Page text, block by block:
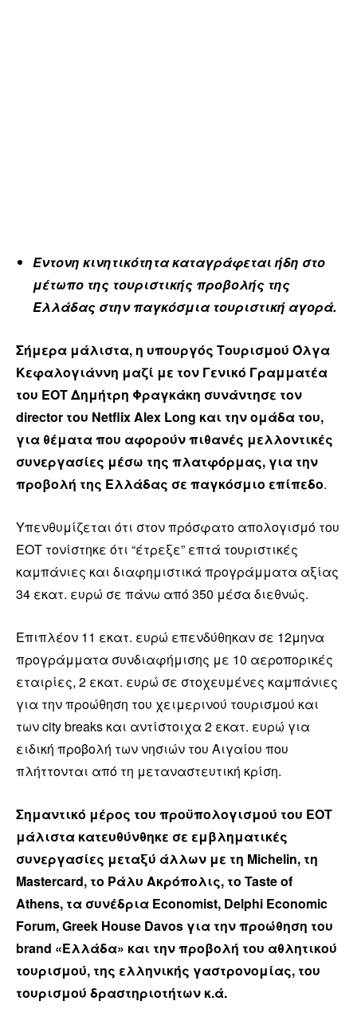
Έντονη κινητικότητα καταγράφεται ήδη στο
μέτωπο της τουριστικής προβολής της
Ελλάδας στην παγκόσμια τουριστική αγορά.
Σήμερα μάλιστα, η υπουργός Τουρισμού Όλγα
Κεφαλογιάννη μαζί με τον Γενικό Γραμματέα
του ΕΟΤ Δημήτρη Φραγκάκη συνάντησε τον
director του Netflix Alex Long και την ομάδα του,
για θέματα που αφορούν πιθανές μελλοντικές
συνεργασίες μέσω της πλατφόρμας, για την
προβολή της Ελλάδας σε παγκόσμιο επίπεδο.
Υπενθυμίζεται ότι στον πρόσφατο απολογισμό του
ΕΟΤ τονίστηκε ότι “έτρεξε” επτά τουριστικές
καμπάνιες και διαφημιστικά προγράμματα αξίας
34 εκατ. ευρώ σε πάνω από 350 μέσα διεθνώς.
Επιπλέον 11 εκατ. ευρώ επενδύθηκαν σε 12μηνα
προγράμματα συνδιαφήμισης με 10 αεροπορικές
εταιρίες, 2 εκατ. ευρώ σε στοχευμένες καμπάνιες
για την προώθηση του χειμερινού τουρισμού και
των city breaks και αντίστοιχα 2 εκατ. ευρώ για
ειδική προβολή των νησιών του Αιγαίου που
πλήττονται από τη μεταναστευτική κρίση.
Σημαντικό μέρος του προϋπολογισμού του ΕΟΤ
μάλιστα κατευθύνθηκε σε εμβληματικές
συνεργασίες μεταξύ άλλων με τη Michelin, τη
Mastercard, το Ράλυ Ακρόπολις, το Taste of
Athens, τα συνέδρια Economist, Delphi Economic
Forum, Greek House Davos για την προώθηση του
brand «Ελλάδα» και την προβολή του αθλητικού
τουρισμού, της ελληνικής γαστρονομίας, του
τουρισμού δραστηριοτήτων κ.ά.